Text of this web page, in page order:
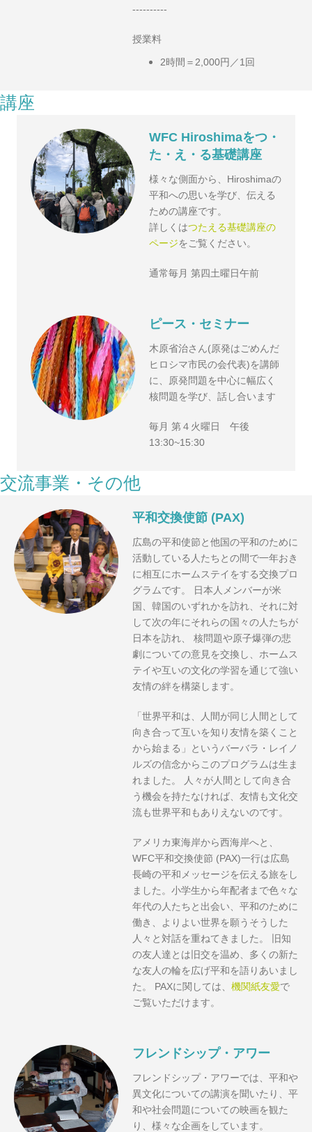
----------
授業料
2時間＝2,000円／1回
講座
WFC Hiroshimaをつ・
た・え・る基礎講座
様々な側面から、Hiroshimaの
平和への思いを学び、伝える
ための講座です。
詳しくはつたえる基礎講座の
ページをご覧ください。
通常毎月 第四土曜日午前
ピース・セミナー
木原省治さん(原発はごめんだ
ヒロシマ市民の会代表)を講師
に、原発問題を中心に幅広く
核問題を学び、話し合います
毎月 第４火曜日 午後
13:30~15:30
交流事業・その他
平和交換使節 (PAX)
広島の平和使節と他国の平和のために
活動している人たちとの間で一年おき
に相互にホームステイをする交換プロ
グラムです。 日本人メンバーが米
国、韓国のいずれかを訪れ、それに対
して次の年にそれらの国々の人たちが
日本を訪れ、 核問題や原子爆弾の悲
劇についての意見を交換し、ホームス
テイや互いの文化の学習を通じて強い
友情の絆を構築します。
「世界平和は、人間が同じ人間として
向き合って互いを知り友情を築くこと
から始まる」というバーバラ・レイノ
ルズの信念からこのプログラムは生ま
れました。 人々が人間として向き合
う機会を持たなければ、友情も文化交
流も世界平和もありえないのです。
アメリカ東海岸から西海岸へと、
WFC平和交換使節 (PAX)一行は広島
長崎の平和メッセージを伝える旅をし
ました。小学生から年配者まで色々な
年代の人たちと出会い、平和のために
働き、よりよい世界を願うそうした
人々と対話を重ねてきました。 旧知
の友人達とは旧交を温め、多くの新た
な友人の輪を広げ平和を語りあいまし
た。 PAXに関しては、 機関紙友愛で
ご覧いただけます。
フレンドシップ・アワー
フレンドシップ・アワーでは、 平和や
異文化についての講演を聞いたり、平
和や社会問題についての映画を観た
り、様々な企画をしています。